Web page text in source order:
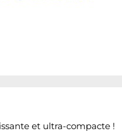
et ultra-compacte !